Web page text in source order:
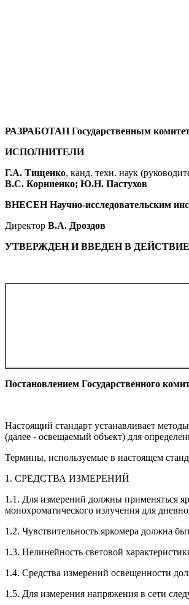
РАЗРАБОТАН Государственным
ИСПОЛНИТЕЛИ
Г.А. Тищенко, канд. техн. наук
В.С. Корниенко; Ю.Н. Пастухов
ВНЕСЕН Научно-исследовательским
Директор В.А. Дроздов
УТВЕРЖДЕН И ВВЕДЕН В ДЕЙСТВИЕ
Постановлением Государственного
Настоящий стандарт устанавливает
(далее - освещаемый объект) для
Термины, используемые в настоящем
1. СРЕДСТВА ИЗМЕРЕНИЙ
1.1. Для измерений должны применяться
монохроматического излучения для
1.2. Чувствительность яркомера должна
1.3. Нелинейность световой
1.4. Средства измерений освещенности
1.5. Для измерения напряжения в сети